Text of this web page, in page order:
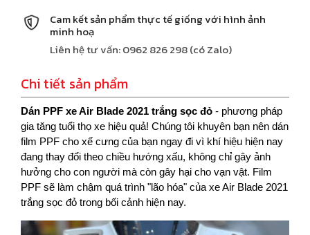
Cam kết sản phẩm thực tế giống với hình ảnh
minh hoạ
Liên hệ tư vấn: 0962 826 298 (có Zalo)
Chi tiết sản phẩm
Dán PPF xe Air Blade 2021 trắng sọc đỏ - phương pháp
gia tăng tuổi thọ xe hiệu quả! Chúng tôi khuyên bạn nên dán
film PPF cho xế cưng của bạn ngay đi vì khí hiệu hiện nay
đang thay đổi theo chiều hướng xấu, không chỉ gây ảnh
hưởng cho con người mà còn gây hại cho vạn vật. Film
PPF sẽ làm chậm quá trình "lão hóa" của xe Air Blade 2021
trắng sọc đỏ trong bối cảnh hiện nay.